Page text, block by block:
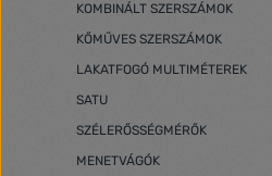
KOMBINÁLT SZERSZÁMOK
KŐMŰVES SZERSZÁMOK
LAKATFOGÓ MULTIMÉTEREK
SATU
SZÉLERŐSSÉGMÉRŐK
MENETVÁGÓK